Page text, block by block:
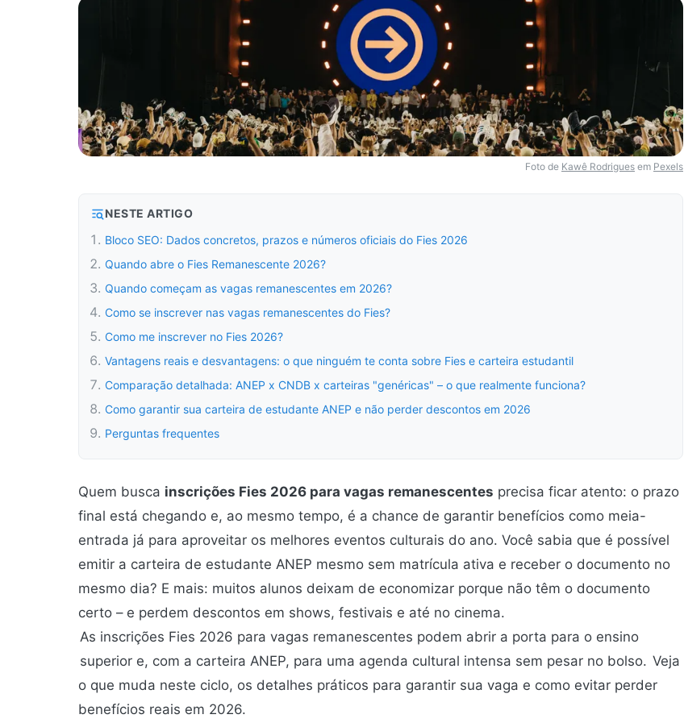
Foto de Kawê Rodrigues em Pexels
NESTE ARTIGO
Bloco SEO: Dados concretos, prazos e números oficiais do Fies 2026
Quando abre o Fies Remanescente 2026?
Quando começam as vagas remanescentes em 2026?
Como se inscrever nas vagas remanescentes do Fies?
Como me inscrever no Fies 2026?
Vantagens reais e desvantagens: o que ninguém te conta sobre Fies e carteira estudantil
Comparação detalhada: ANEP x CNDB x carteiras "genéricas" – o que realmente funciona?
Como garantir sua carteira de estudante ANEP e não perder descontos em 2026
Perguntas frequentes
Quem busca inscrições Fies 2026 para vagas remanescentes precisa ficar atento: o prazo
final está chegando e, ao mesmo tempo, é a chance de garantir benefícios como meia-
entrada já para aproveitar os melhores eventos culturais do ano. Você sabia que é possível
emitir a carteira de estudante ANEP mesmo sem matrícula ativa e receber o documento no
mesmo dia? E mais: muitos alunos deixam de economizar porque não têm o documento
certo – e perdem descontos em shows, festivais e até no cinema.
As inscrições Fies 2026 para vagas remanescentes podem abrir a porta para o ensino
superior e, com a carteira ANEP, para uma agenda cultural intensa sem pesar no bolso. Veja
o que muda neste ciclo, os detalhes práticos para garantir sua vaga e como evitar perder
benefícios reais em 2026.